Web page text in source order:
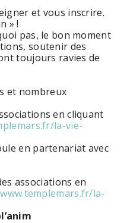
et vous inscrire.
» !
pas, le bon moment
soutenir des
toujours ravies de
et nombreux
en cliquant
la-vie-
en partenariat avec
associations en
la-